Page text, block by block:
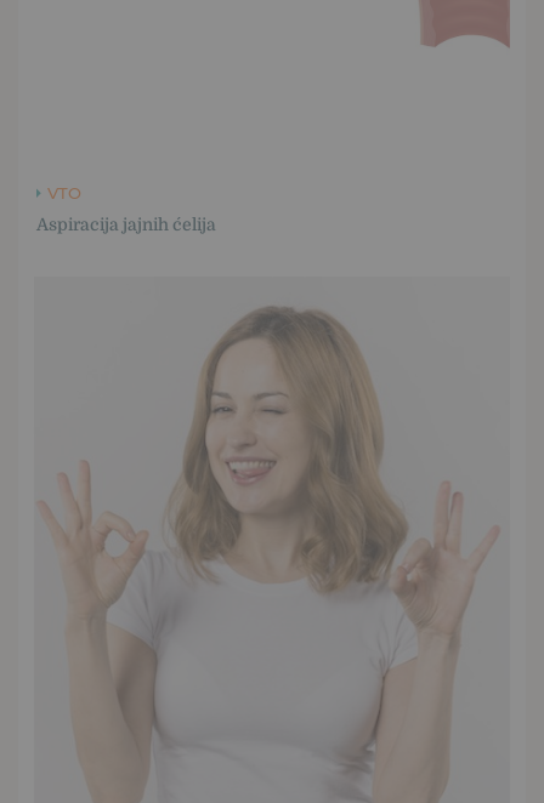
VTO
Aspiracija jajnih ćelija